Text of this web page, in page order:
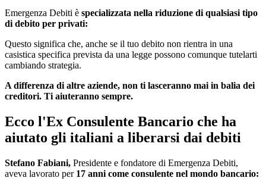
Emergenza Debiti è specializzata nella riduzione di qualsiasi tipo
di debito per privati:
Questo significa che, anche se il tuo debito non rientra in una
casistica specifica prevista da una legge possono comunque tutelarti
cambiando strategia.
A differenza di altre aziende, non ti lasceranno mai in balia dei
creditori. Ti aiuteranno sempre.
Ecco l'Ex Consulente Bancario che ha
aiutato gli italiani a liberarsi dai debiti
Stefano Fabiani, Presidente e fondatore di Emergenza Debiti,
aveva lavorato per 17 anni come consulente nel mondo bancario: